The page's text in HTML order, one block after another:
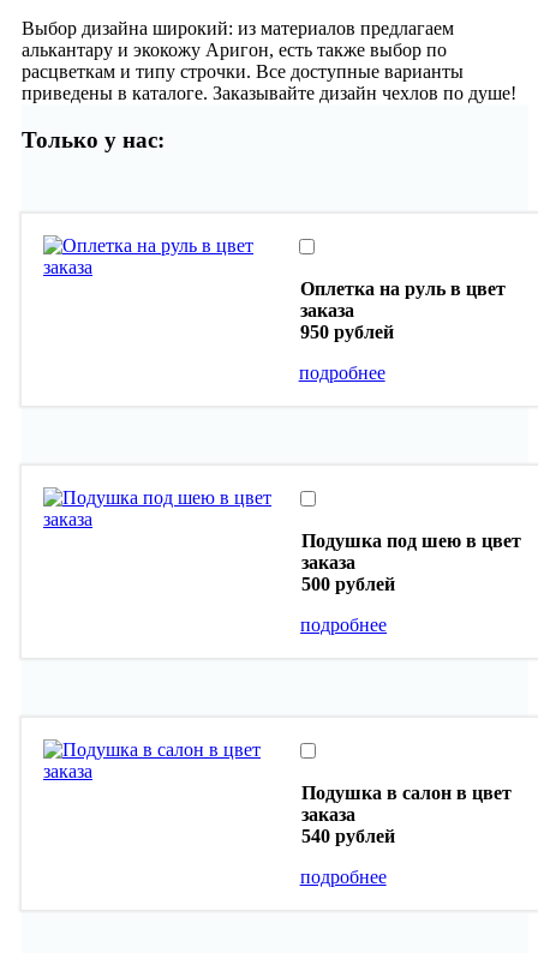
Выбор дизайна широкий: из материалов предлагаем
алькантару и экокожу Аригон, есть также выбор по
расцветкам и типу строчки. Все доступные варианты
приведены в каталоге. Заказывайте дизайн чехлов по душе!
Только у нас:
Оплетка на руль в цвет
заказа
950 рублей
подробнее
Подушка под шею в цвет
заказа
500 рублей
подробнее
Подушка в салон в цвет
заказа
540 рублей
подробнее